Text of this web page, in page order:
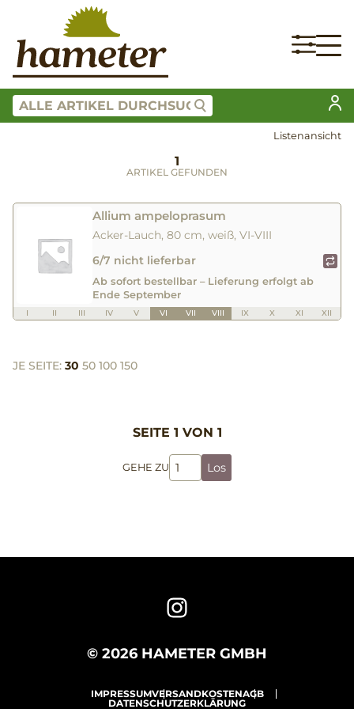
Listenansicht
1
ARTIKEL GEFUNDEN
Allium ampeloprasum
Acker-Lauch, 80 cm, weiß, VI-VIII
6/7 nicht lieferbar
Ab sofort bestellbar – Lieferung erfolgt ab
Ende September
I II III IV V VI VII VIII IX X XI XII
JE SEITE: 30 50 100 150
SEITE 1 VON 1
GEHE ZU Los
© 2026 HAMETER GMBH
IMPRESSUMVERSANDKOSTENAGB
DATENSCHUTZERKLÄRUNG